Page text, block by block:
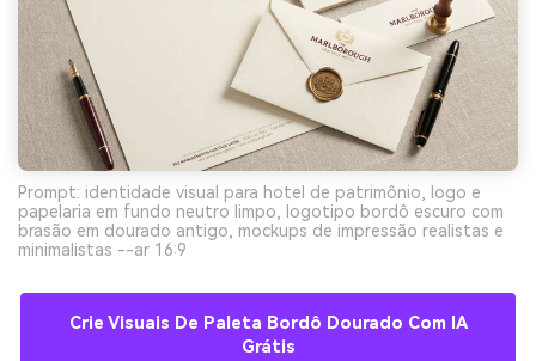
Prompt: identidade visual para hotel de patrimônio, logo e
papelaria em fundo neutro limpo, logotipo bordô escuro com
brasão em dourado antigo, mockups de impressão realistas e
minimalistas --ar 16:9
Crie Visuais De Paleta Bordô Dourado Com IA
Grátis